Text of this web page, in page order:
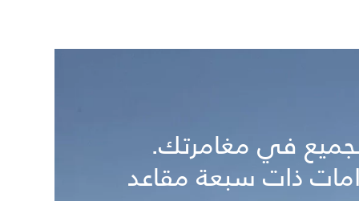
في مغامرتك.
ذات سبعة مقاعد